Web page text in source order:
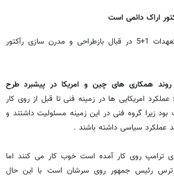
رئیس سازمان انرژی اتمی تعهدات 1+5 در قبال بازطراحی و مدرن سازی رآکتور
روند همکاری های چین و امریکا در پیشبرد طرح
عملکرد امریکایی ها در زمینه فنی تا قبل از روی کار
زیرا گروه فنی در این زمینه مسئولیت داشتند و
عملکرد سیاسی داشته باشند .
ترامپ روی کار آمده است خوب کار می کنند اما
رئیس جمهور روی سرشان است با این حال